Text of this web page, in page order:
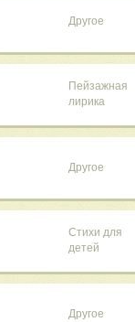
Другое
Пейзажная
лирика
Другое
Стихи для
детей
Другое